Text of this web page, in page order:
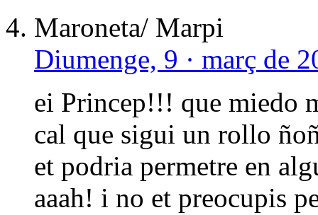
Maroneta/ Marpi
Diumenge, 9 · març de
ei Princep!!! que miedo
cal que sigui un rollo
et podria permetre en
aaah! i no et preocupis